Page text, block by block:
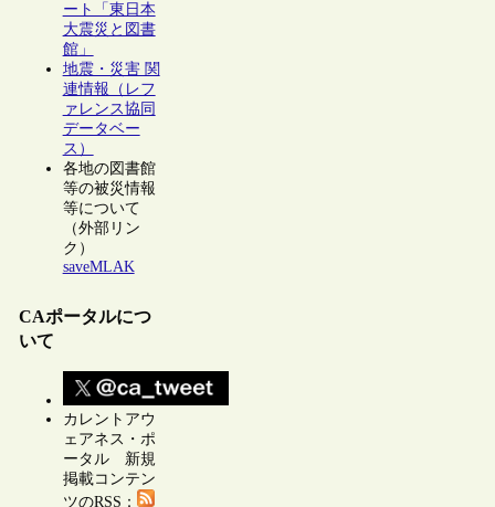
ート「東日本
大震災と図書
館」
地震・災害 関
連情報（レフ
ァレンス協同
データベー
ス）
各地の図書館
等の被災情報
等について
（外部リン
ク）
saveMLAK
CAポータルにつ
いて
カレントアウ
ェアネス・ポ
ータル 新規
掲載コンテン
ツのRSS：